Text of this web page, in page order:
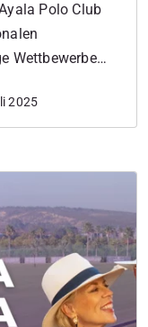
Polo Club
Wettbewerbe
– mit
12–14 und
2025